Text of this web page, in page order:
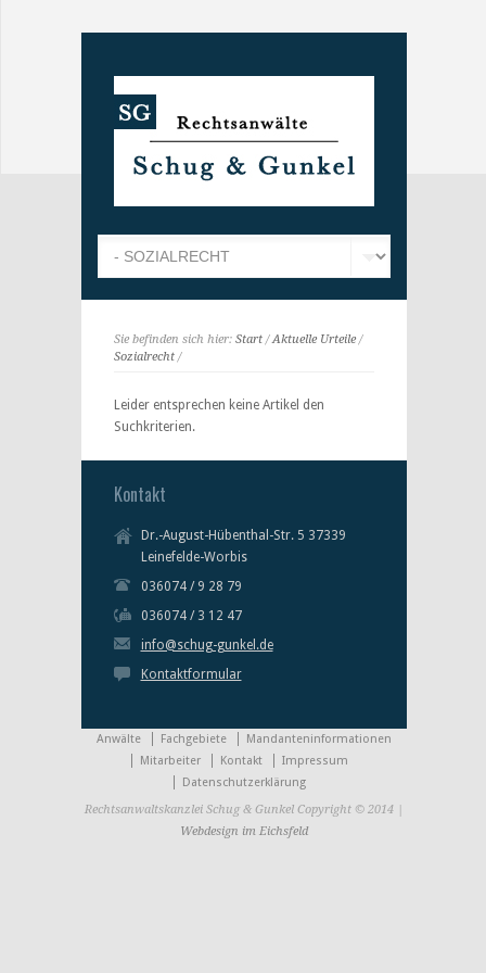
Sie befinden sich hier: Start/Aktuelle Urteile/
Sozialrecht/
Leider entsprechen keine Artikel den
Suchkriterien.
Kontakt
Dr.-August-Hübenthal-Str. 5 37339
Leinefelde-Worbis
036074 / 9 28 79
036074 / 3 12 47
info@schug-gunkel.de
Kontaktformular
Anwälte Fachgebiete
Mandanteninformationen
Mitarbeiter
Kontakt
Impressum
Datenschutzerklärung
Rechtsanwaltskanzlei Schug & Gunkel Copyright © 2014 |
Webdesign im Eichsfeld